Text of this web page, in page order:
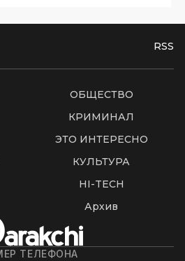
RSS
ОБЩЕСТВО
КРИМИНАЛ
ЭТО ИНТЕРЕСНО
КУЛЬТУРА
HI-TECH
Архив
ТЕЛЕФОНА